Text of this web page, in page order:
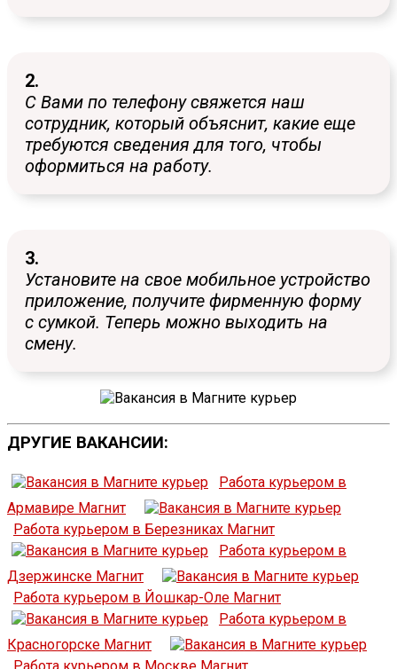
2.
С Вами по телефону свяжется наш
сотрудник, который объяснит, какие еще
требуются сведения для того, чтобы
оформиться на работу.
3.
Установите на свое мобильное устройство
приложение, получите фирменную форму
с сумкой. Теперь можно выходить на
смену.
ДРУГИЕ ВАКАНСИИ:
Работа курьером в
Армавире Магнит
Работа курьером в Березниках Магнит
Работа курьером в
Дзержинске Магнит
Работа курьером в Йошкар-Оле Магнит
Работа курьером в
Красногорске Магнит